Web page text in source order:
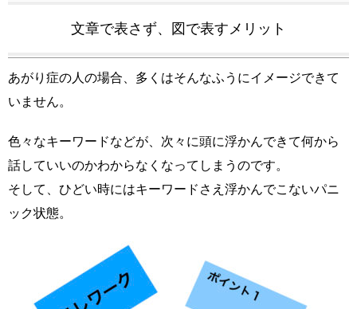
文章で表さず、図で表すメリット
あがり症の人の場合、多くはそんなふうにイメージできて
いません。
色々なキーワードなどが、次々に頭に浮かんできて何から
話していいのかわからなくなってしまうのです。
そして、ひどい時にはキーワードさえ浮かんでこないパニ
ック状態。